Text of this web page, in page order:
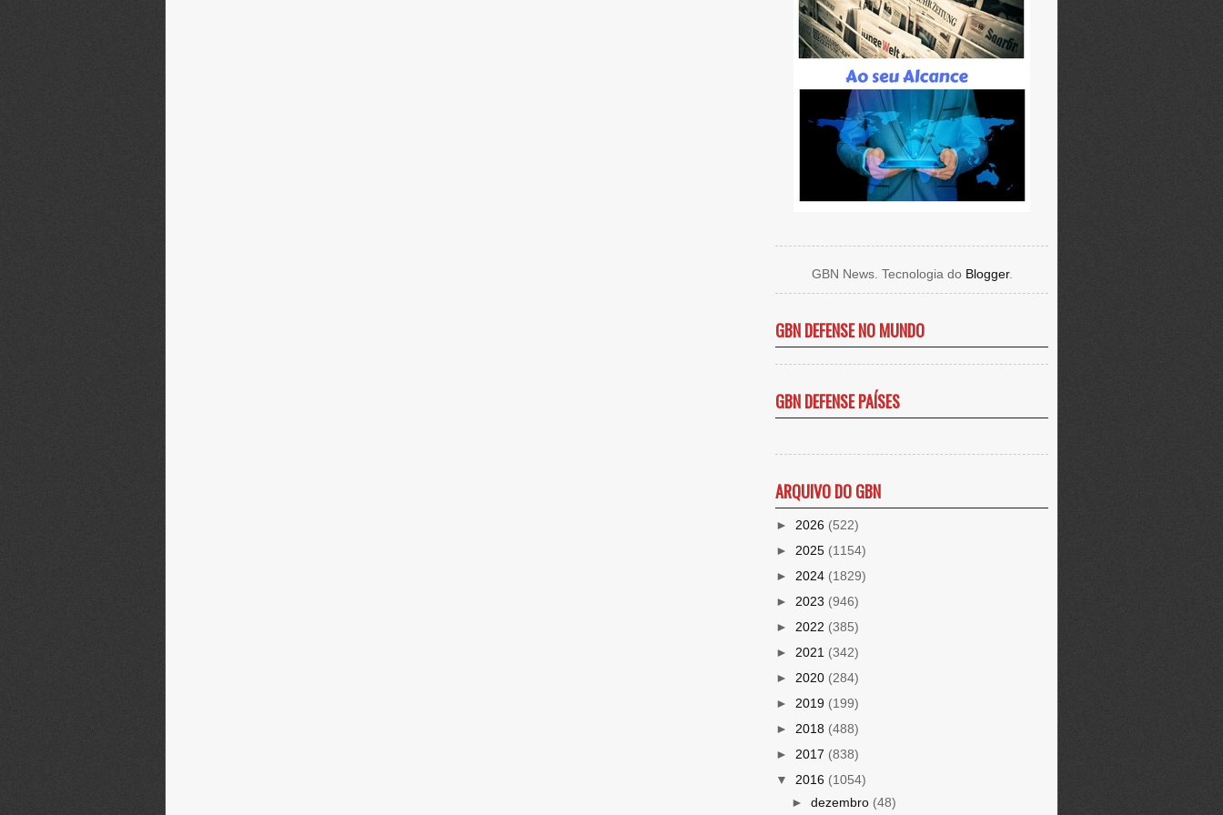
GBN News. Tecnologia do Blogger.
GBN DEFENSE NO MUNDO
GBN DEFENSE PAÍSES
ARQUIVO DO GBN
► 2026 (522)
► 2025 (1154)
► 2024 (1829)
► 2023 (946)
► 2022 (385)
► 2021 (342)
► 2020 (284)
► 2019 (199)
► 2018 (488)
► 2017 (838)
▼ 2016 (1054)
► dezembro (48)